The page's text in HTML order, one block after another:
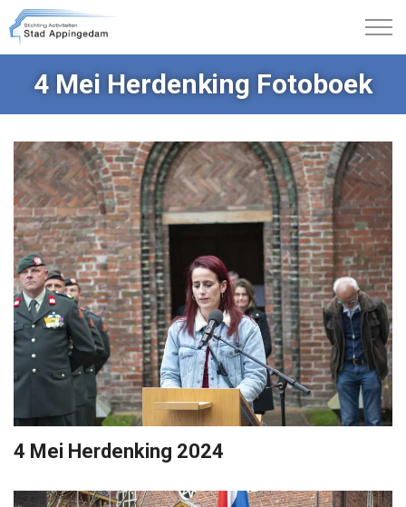
4 Mei Herdenking Fotoboek
4 Mei Herdenking 2024